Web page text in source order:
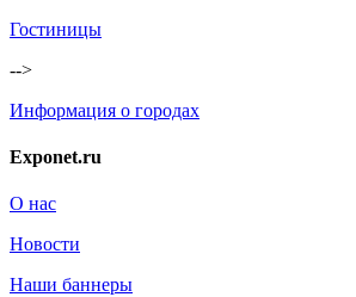
Гостиницы
-->
Информация о городах
Exponet.ru
О нас
Новости
Наши баннеры